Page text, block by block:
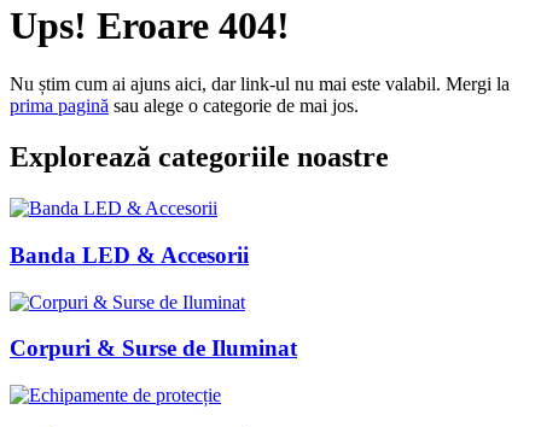
Ups! Eroare 404!
Nu știm cum ai ajuns aici, dar link-ul nu mai este valabil. Mergi la
prima pagină sau alege o categorie de mai jos.
Explorează categoriile noastre
Banda LED & Accesorii
Corpuri & Surse de Iluminat